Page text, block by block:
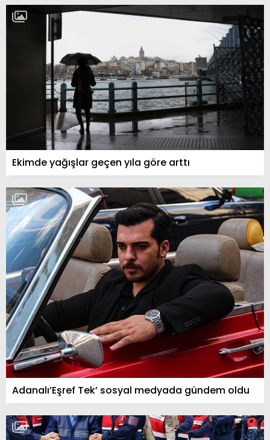
Ekimde yağışlar geçen yıla göre arttı
Adanalı’Eşref Tek’ sosyal medyada gündem oldu